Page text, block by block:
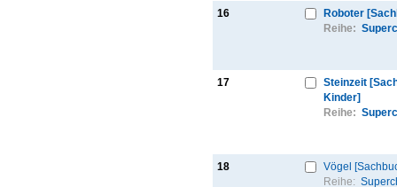
16
Roboter
Reihe:
17
Steinzeit
Kinder]
Reihe:
18
Vögel
Reihe: